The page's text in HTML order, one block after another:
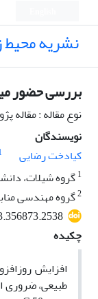
نشریه
بررسی حضور
نوع مقاله : مقاله
نویسندگان
کیادخت رضایی
1گروه شیلات،
2گروه مهندسی
چکیده
افزایش
طبیعی، ضروری